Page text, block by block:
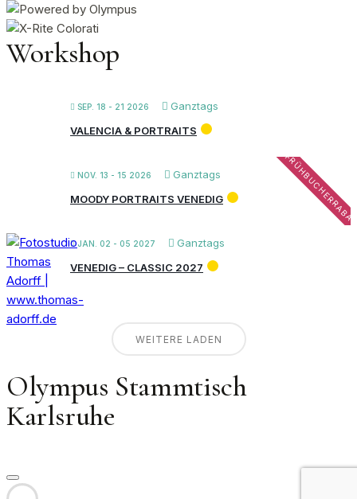
nach:
Workshop
SEP. 18 - 21 2026
Ganztags
VALENCIA & PORTRAITS
NOV. 13 - 15 2026 Ganztags
MOODY PORTRAITS VENEDIG
JAN. 02 - 05 2027
Ganztags
VENEDIG – CLASSIC 2027
WEITERE LADEN
Olympus Stammtisch
Karlsruhe